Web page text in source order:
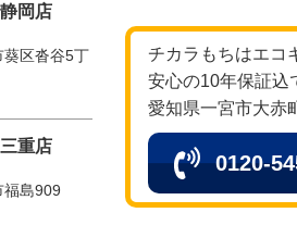
チカラもちはエコ
安心の10年保証込
愛知県一宮市大赤
0120-
岡店
区沓谷5丁
重店
福島909